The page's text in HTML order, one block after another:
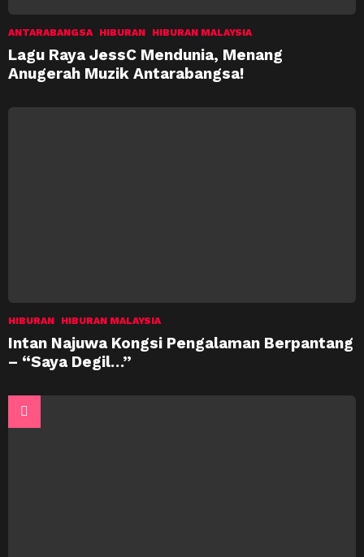
ANTARABANGSA HIBURAN HIBURAN MALAYSIA
Lagu Raya JessC Mendunia, Menang
Anugerah Muzik Antarabangsa!
HIBURAN HIBURAN MALAYSIA
Intan Najuwa Kongsi Pengalaman Berpantang
– “Saya Degil…”